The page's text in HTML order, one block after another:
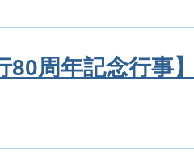
80周年記念行事